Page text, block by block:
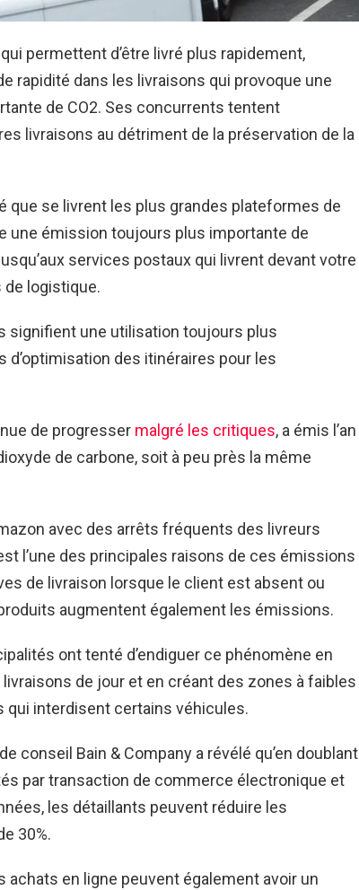
permettent d’être livré plus rapidement,
rapidité dans les livraisons qui provoque une
de CO2. Ses concurrents tentent
livraisons au détriment de la préservation de la
que se livrent les plus grandes plateformes de
une émission toujours plus importante de
services postaux qui livrent devant votre
logistique.
signifient une utilisation toujours plus
des itinéraires pour les
de progresser malgré les critiques, a émis l’an
de carbone, soit à peu près la même
avec des arrêts fréquents des livreurs
l’une des principales raisons de ces émissions
de livraison lorsque le client est absent ou
augmentent également les émissions.
ont tenté d’endiguer ce phénomène en
de jour et en créant des zones à faibles
interdisent certains véhicules.
conseil Bain & Company a révélé qu’en doublant
par transaction de commerce électronique et
les détaillants peuvent réduire les
30%.
en ligne peuvent également avoir un